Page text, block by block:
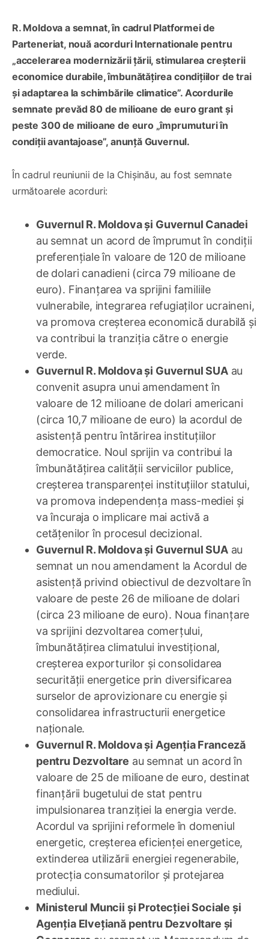
R. Moldova a semnat, în cadrul Platformei de
Parteneriat, nouă acorduri Internationale pentru
„accelerarea modernizării țării, stimularea creșterii
economice durabile, îmbunătățirea condițiilor de trai
și adaptarea la schimbările climatice”. Acordurile
semnate prevăd 80 de milioane de euro grant și
peste 300 de milioane de euro „împrumuturi în
condiții avantajoase”, anunță Guvernul.
În cadrul reuniunii de la Chișinău, au fost semnate
următoarele acorduri:
Guvernul R. Moldova și Guvernul Canadei
au semnat un acord de împrumut în condiții
preferențiale în valoare de 120 de milioane
de dolari canadieni (circa 79 milioane de
euro). Finanțarea va sprijini familiile
vulnerabile, integrarea refugiaților ucraineni,
va promova creșterea economică durabilă și
va contribui la tranziția către o energie
verde.
Guvernul R. Moldova și Guvernul SUAau
convenit asupra unui amendament în
valoare de 12 milioane de dolari americani
(circa 10,7 milioane de euro) la acordul de
asistență pentru întărirea instituțiilor
democratice. Noul sprijin va contribui la
îmbunătățirea calității serviciilor publice,
creșterea transparenței instituțiilor statului,
va promova independența mass-mediei și
va încuraja o implicare mai activă a
cetățenilor în procesul decizional.
Guvernul R. Moldova și Guvernul SUAau
semnat un nou amendament la Acordul de
asistență privind obiectivul de dezvoltare în
valoare de peste 26 de milioane de dolari
(circa 23 milioane de euro). Noua finanțare
va sprijini dezvoltarea comerțului,
îmbunătățirea climatului investițional,
creșterea exporturilor și consolidarea
securității energetice prin diversificarea
surselor de aprovizionare cu energie și
consolidarea infrastructurii energetice
naționale.
Guvernul R. Moldova și Agenția Franceză
pentru Dezvoltare au semnat un acord în
valoare de 25 de milioane de euro, destinat
finanțării bugetului de stat pentru
impulsionarea tranziției la energia verde.
Acordul va sprijini reformele în domeniul
energetic, creșterea eficienței energetice,
extinderea utilizării energiei regenerabile,
protecția consumatorilor și protejarea
mediului.
Ministerul Muncii și Protecției Sociale și
Agenția Elvețiană pentru Dezvoltare și